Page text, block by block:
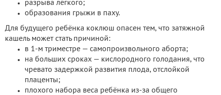
разрыва лёгкого;
образования грыжи в паху.
Для будущего ребёнка коклюш опасен тем, что затяжной
кашель может стать причиной:
в 1-м триместре — самопроизвольного аборта;
на больших сроках — кислородного голодания, что
чревато задержкой развития плода, отслойкой
плаценты;
плохого набора веса ребёнка из-за общего